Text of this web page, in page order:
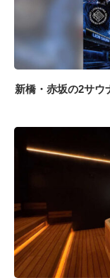
新橋・赤坂の2サ